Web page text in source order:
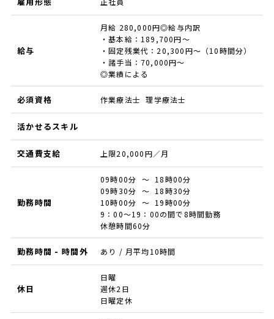
給与
月給 280,000円◎給与内訳
・基本給：189,700円～
・固定残業代：20,300円～（10時間分）
・諸手当：70,000円～
◎業績による
必須資格 作業療法士 理学療法士
活かせるスキル
交通費支給 上限20,000円／月
勤務時間
09時00分 ～ 18時00分
09時30分 ～ 18時30分
10時00分 ～ 19時00分
9：00～19：00の間で8時間勤務
休憩時間60分
勤務時間 - 時間外 あり / 月平均10時間
休日
日曜
週休2日
日曜定休